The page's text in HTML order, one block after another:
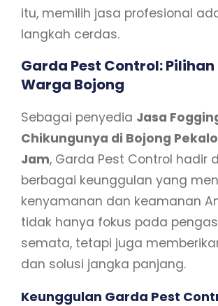
itu, memilih jasa profesional
langkah cerdas.
Garda Pest Control:
Warga Bojong
Sebagai penyedia Jasa
Chikungunya di Bojong
Jam, Garda Pest Control hadir
berbagai keunggulan yang
kenyamanan dan keamanan
tidak hanya fokus pada
semata, tetapi juga
dan solusi jangka panjang.
Keunggulan Garda Pest